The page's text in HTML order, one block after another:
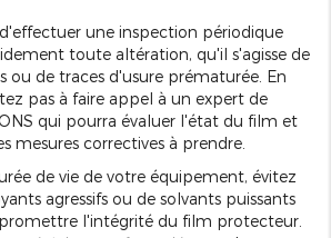
une inspection périodique
toute altération, qu'il s'agisse de
ou de traces d'usure prématurée. En
pas à faire appel à un expert de
qui pourra évaluer l'état du film et
mesures correctives à prendre.
de vie de votre équipement, évitez
agressifs ou de solvants puissants
l'intégrité du film protecteur.